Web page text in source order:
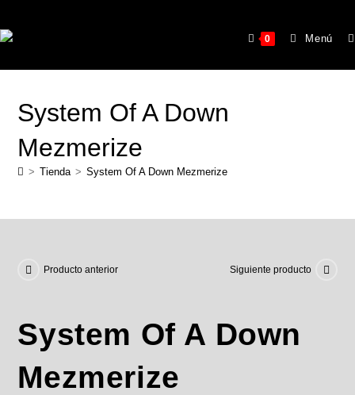
0 Menú
System Of A Down
Mezmerize
> Tienda > System Of A Down Mezmerize
Producto anterior Siguiente producto
System Of A Down
Mezmerize